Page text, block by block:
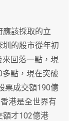
應該採取的立
的股市從年初
回落一點，現
點，現在突破
票成交額190億
港是全世界有
額才102億港